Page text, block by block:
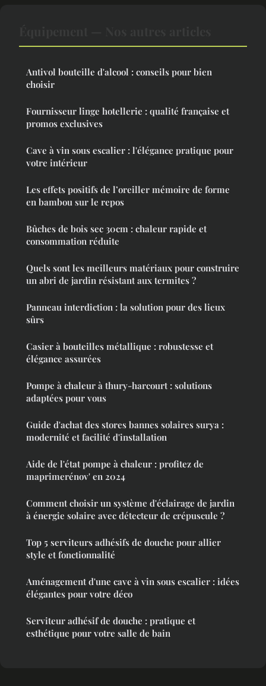
Antivol bouteille d'alcool : conseils pour bien
choisir
Fournisseur linge hotellerie : qualité française et
promos exclusives
Cave à vin sous escalier : l'élégance pratique pour
votre intérieur
Les effets positifs de l’oreiller mémoire de forme
en bambou sur le repos
Bûches de bois sec 30cm : chaleur rapide et
consommation réduite
Quels sont les meilleurs matériaux pour construire
un abri de jardin résistant aux termites ?
Panneau interdiction : la solution pour des lieux
sûrs
Casier à bouteilles métallique : robustesse et
élégance assurées
Pompe à chaleur à thury-harcourt : solutions
adaptées pour vous
Guide d'achat des stores bannes solaires surya :
modernité et facilité d'installation
Aide de l'état pompe à chaleur : profitez de
maprimerénov' en 2024
Comment choisir un système d'éclairage de jardin
à énergie solaire avec détecteur de crépuscule ?
Top 5 serviteurs adhésifs de douche pour allier
style et fonctionnalité
Aménagement d'une cave à vin sous escalier : idées
élégantes pour votre déco
Serviteur adhésif de douche : pratique et
esthétique pour votre salle de bain